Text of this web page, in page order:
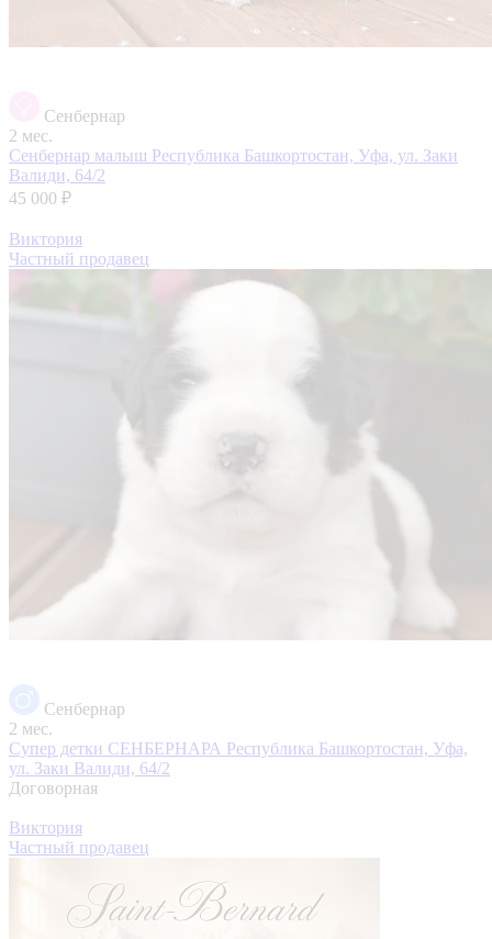
Сенбернар
2 мес.
Сенбернар малыш Республика Башкортостан, Уфа, ул. Заки
Валиди, 64/2
45 000 ₽
Виктория
Частный продавец
Сенбернар
2 мес.
Супер детки СЕНБЕРНАРА Республика Башкортостан, Уфа,
ул. Заки Валиди, 64/2
Договорная
Виктория
Частный продавец